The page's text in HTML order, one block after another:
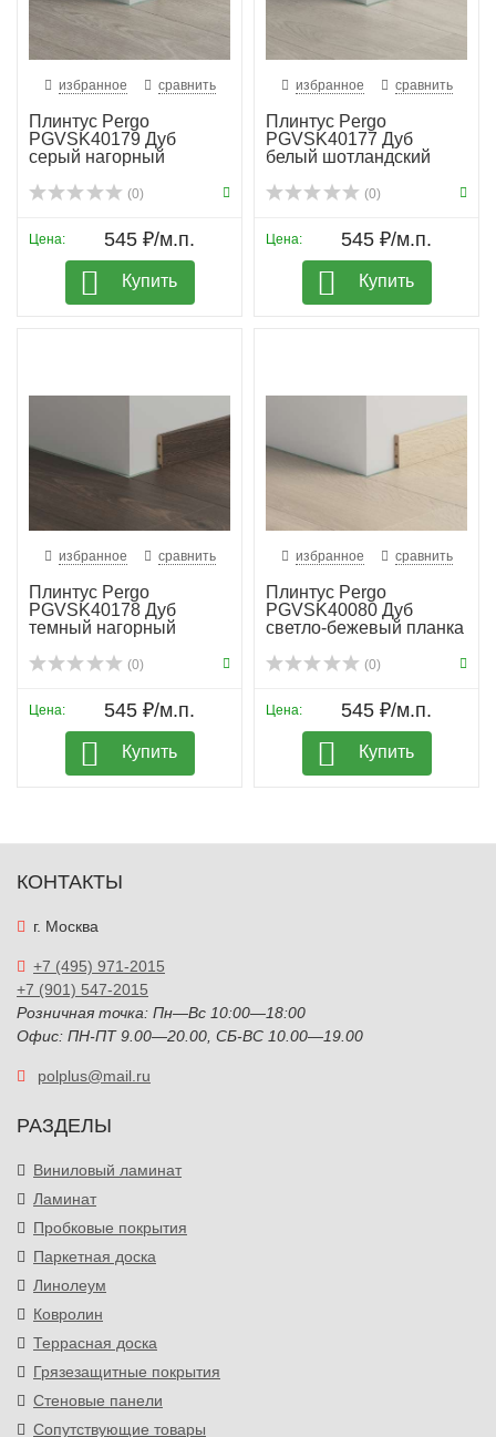
избранное сравнить
Плинтус Pergo
PGVSK40179 Дуб
серый нагорный
(0)
Цена: 545 ₽/м.п.
Купить
избранное сравнить
Плинтус Pergo
PGVSK40177 Дуб
белый шотландский
(0)
Цена: 545 ₽/м.п.
Купить
избранное сравнить
Плинтус Pergo
PGVSK40178 Дуб
темный нагорный
(0)
Цена: 545 ₽/м.п.
Купить
избранное сравнить
Плинтус Pergo
PGVSK40080 Дуб
светло-бежевый планка
(0)
Цена: 545 ₽/м.п.
Купить
КОНТАКТЫ
г. Москва
+7 (495) 971-2015
+7 (901) 547-2015
Розничная точка: Пн—Вс 10:00—18:00
Офис: ПН-ПТ 9.00—20.00, СБ-ВС 10.00—19.00
polplus@mail.ru
РАЗДЕЛЫ
Виниловый ламинат
Ламинат
Пробковые покрытия
Паркетная доска
Линолеум
Ковролин
Террасная доска
Грязезащитные покрытия
Стеновые панели
Сопутствующие товары